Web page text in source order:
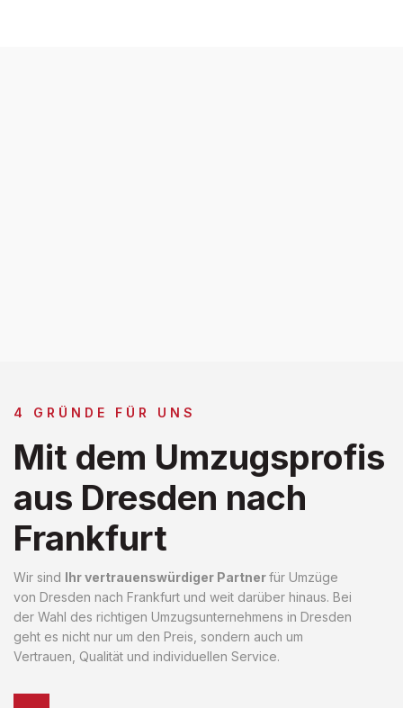
4 GRÜNDE FÜR UNS
Mit dem Umzugsprofis
aus Dresden nach
Frankfurt
Wir sind Ihr vertrauenswürdiger Partnerfür Umzüge
von Dresden nach Frankfurt und weit darüber hinaus. Bei
der Wahl des richtigen Umzugsunternehmens in Dresden
geht es nicht nur um den Preis, sondern auch um
Vertrauen, Qualität und individuellen Service.